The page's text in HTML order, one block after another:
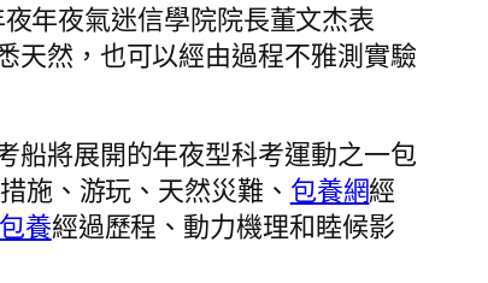
夜年夜氣迷信學院院長董文杰表
天然，也可以經由過程不雅測實驗
船將展開的年夜型科考運動之一包
施、游玩、天然災難、 包養網經
養經過歷程、動力機理和睦候影